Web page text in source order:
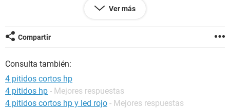
disco duro y seguía lo mismo, hace para arrancar suenan
da los 4 beeps que según hp son por fallos de alimentación,
puede ser la board.
Ver más
Compartir
Consulta también:
4 pitidos cortos hp
4 pitidos hp - Mejores respuestas
4 pitidos cortos hp y led rojo - Mejores respuestas